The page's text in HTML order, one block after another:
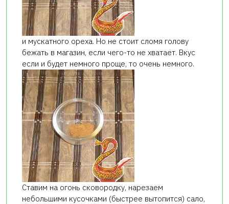
и мускатного ореха. Но не стоит сломя голову
бежать в магазин, если чего-то не хватает. Вкус
если и будет немного проще, то очень немного.
Ставим на огонь сковородку, нарезаем
небольшими кусочками (быстрее вытопится) сало,